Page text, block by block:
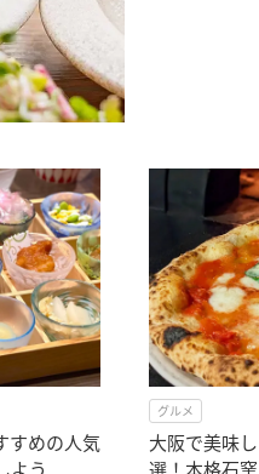
すめの人気
よう
グルメ
大阪で美味
選！本格石